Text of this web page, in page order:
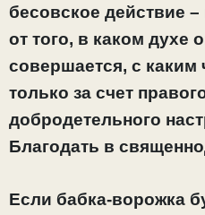
бесовское действие
от того, в каком духе
совершается, с
только за счет
добродетельного
Благодать в
Если бабка-ворожка